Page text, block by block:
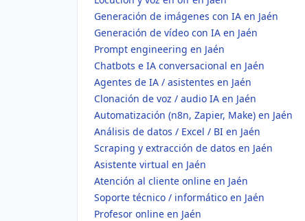
Generación de imágenes con IA en Jaén
Generación de vídeo con IA en Jaén
Prompt engineering en Jaén
Chatbots e IA conversacional en Jaén
Agentes de IA / asistentes en Jaén
Clonación de voz / audio IA en Jaén
Automatización (n8n, Zapier, Make) en Jaén
Análisis de datos / Excel / BI en Jaén
Scraping y extracción de datos en Jaén
Asistente virtual en Jaén
Atención al cliente online en Jaén
Soporte técnico / informático en Jaén
Profesor online en Jaén